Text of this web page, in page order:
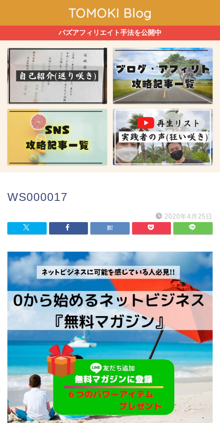
TOMOKI Blog
バズアフィリエイト手法を公開中
WS000017
2020年4月25日